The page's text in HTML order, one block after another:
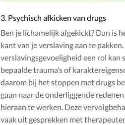
3. Psychisch afkicken van drugs
Ben je lichamelijk afgekickt? Dan is
kant van je verslaving aan te
verslavingsgevoeligheid een rol kan
bepaalde trauma’s of
daarom bij het stoppen met drugs
gaan naar de onderliggende
hieraan te werken. Deze
vaak uit gesprekken met